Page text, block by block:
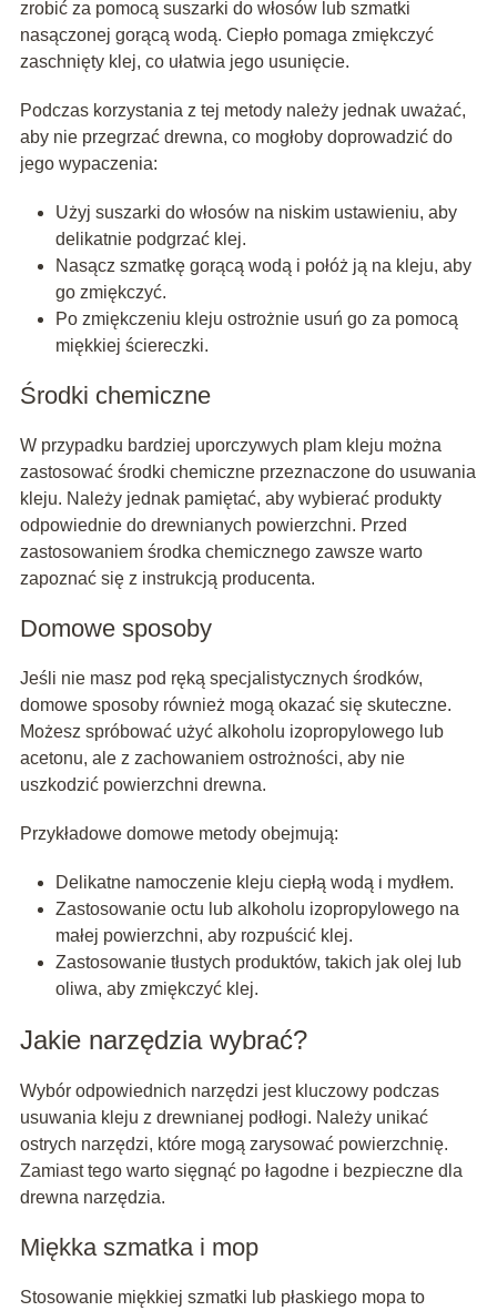
zrobić za pomocą suszarki do włosów lub szmatki
nasączonej gorącą wodą. Ciepło pomaga zmiękczyć
zaschnięty klej, co ułatwia jego usunięcie.
Podczas korzystania z tej metody należy jednak uważać,
aby nie przegrzać drewna, co mogłoby doprowadzić do
jego wypaczenia:
Użyj suszarki do włosów na niskim ustawieniu, aby
delikatnie podgrzać klej.
Nasącz szmatkę gorącą wodą i połóż ją na kleju, aby
go zmiękczyć.
Po zmiękczeniu kleju ostrożnie usuń go za pomocą
miękkiej ściereczki.
Środki chemiczne
W przypadku bardziej uporczywych plam kleju można
zastosować środki chemiczne przeznaczone do usuwania
kleju. Należy jednak pamiętać, aby wybierać produkty
odpowiednie do drewnianych powierzchni. Przed
zastosowaniem środka chemicznego zawsze warto
zapoznać się z instrukcją producenta.
Domowe sposoby
Jeśli nie masz pod ręką specjalistycznych środków,
domowe sposoby również mogą okazać się skuteczne.
Możesz spróbować użyć alkoholu izopropylowego lub
acetonu, ale z zachowaniem ostrożności, aby nie
uszkodzić powierzchni drewna.
Przykładowe domowe metody obejmują:
Delikatne namoczenie kleju ciepłą wodą i mydłem.
Zastosowanie octu lub alkoholu izopropylowego na
małej powierzchni, aby rozpuścić klej.
Zastosowanie tłustych produktów, takich jak olej lub
oliwa, aby zmiękczyć klej.
Jakie narzędzia wybrać?
Wybór odpowiednich narzędzi jest kluczowy podczas
usuwania kleju z drewnianej podłogi. Należy unikać
ostrych narzędzi, które mogą zarysować powierzchnię.
Zamiast tego warto sięgnąć po łagodne i bezpieczne dla
drewna narzędzia.
Miękka szmatka i mop
Stosowanie miękkiej szmatki lub płaskiego mopa to